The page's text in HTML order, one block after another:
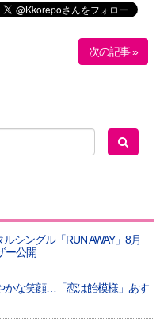
次の記事 »
シングル「RUN AWAY」8月
ー公開
かな笑顔…「恋は飴模様」あす